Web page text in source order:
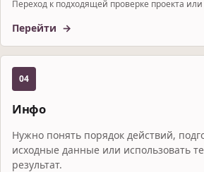
Переход к подходящей проверке проекта
Перейти
04
Инфо
Нужно понять порядок действий,
исходные данные или использовать
результат.